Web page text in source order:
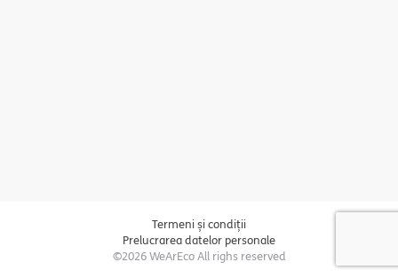
©2026 WeArEco All righs reserved
Termeni și condiții
Prelucrarea datelor personale